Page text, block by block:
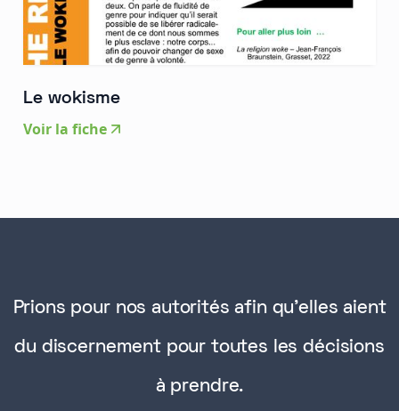
Le wokisme
Voir la fiche
Prions pour nos autorités afin qu'elles aient
du discernement pour toutes les décisions
à prendre.